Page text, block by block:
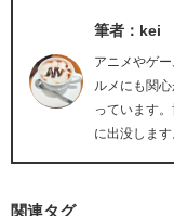
筆者：kei
アニメやゲ
ルメにも関
っています
に出没します
関連タグ